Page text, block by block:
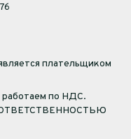
плательщиком
по НДС.